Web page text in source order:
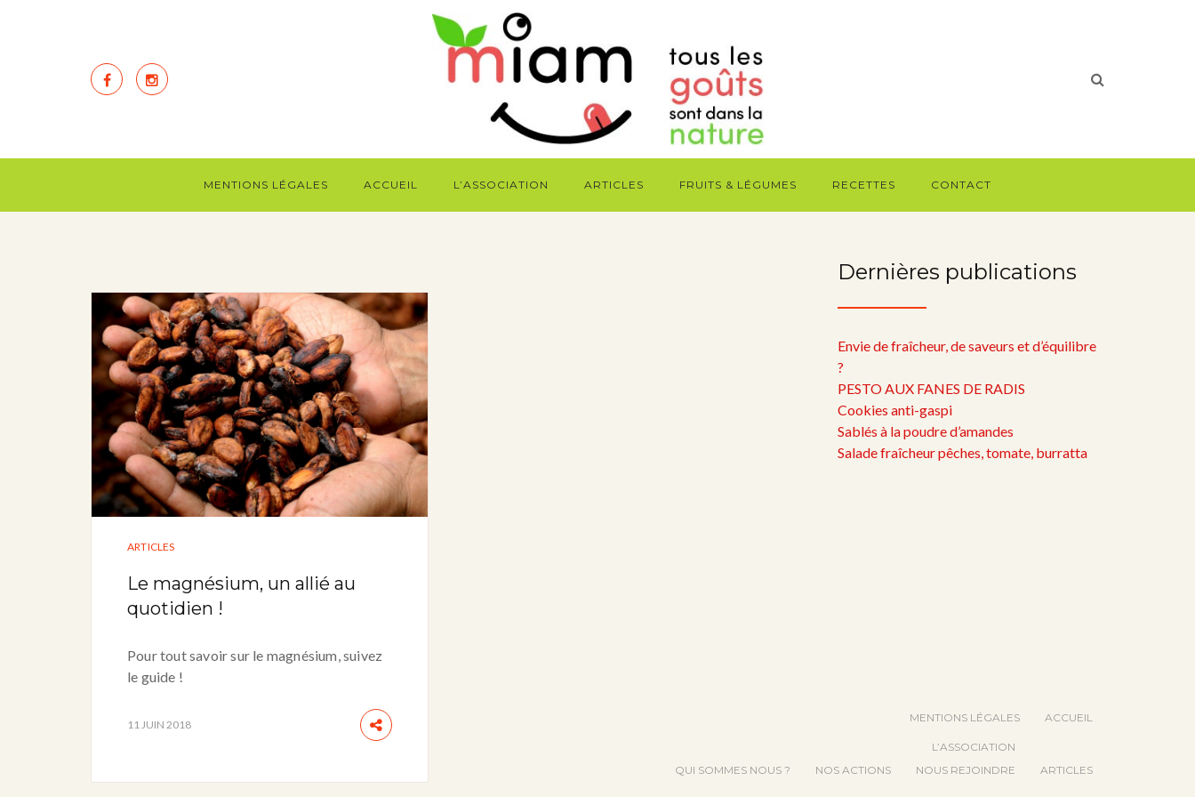
MENTIONS LÉGALES ACCUEIL L’ASSOCIATION ARTICLES FRUITS & LÉGUMES RECETTES CONTACT
ARTICLES
Le magnésium, un allié au
quotidien !
Pour tout savoir sur le magnésium, suivez
le guide !
11 JUIN 2018
Dernières publications
Envie de fraîcheur, de saveurs et d’équilibre
?
PESTO AUX FANES DE RADIS
Cookies anti-gaspi
Sablés à la poudre d’amandes
Salade fraîcheur pêches, tomate, burratta
MENTIONS LÉGALES ACCUEIL
L’ASSOCIATION
QUI SOMMES NOUS ?
NOS ACTIONS NOUS REJOINDRE ARTICLES